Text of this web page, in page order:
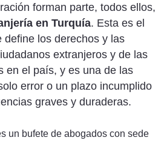
forman parte, todos ellos,
en Turquía. Esta es el
define los derechos y las
extranjeros y de las
en el país, y es una de las
error o un plazo incumplido
graves y duraderas.
un bufete de abogados con sede